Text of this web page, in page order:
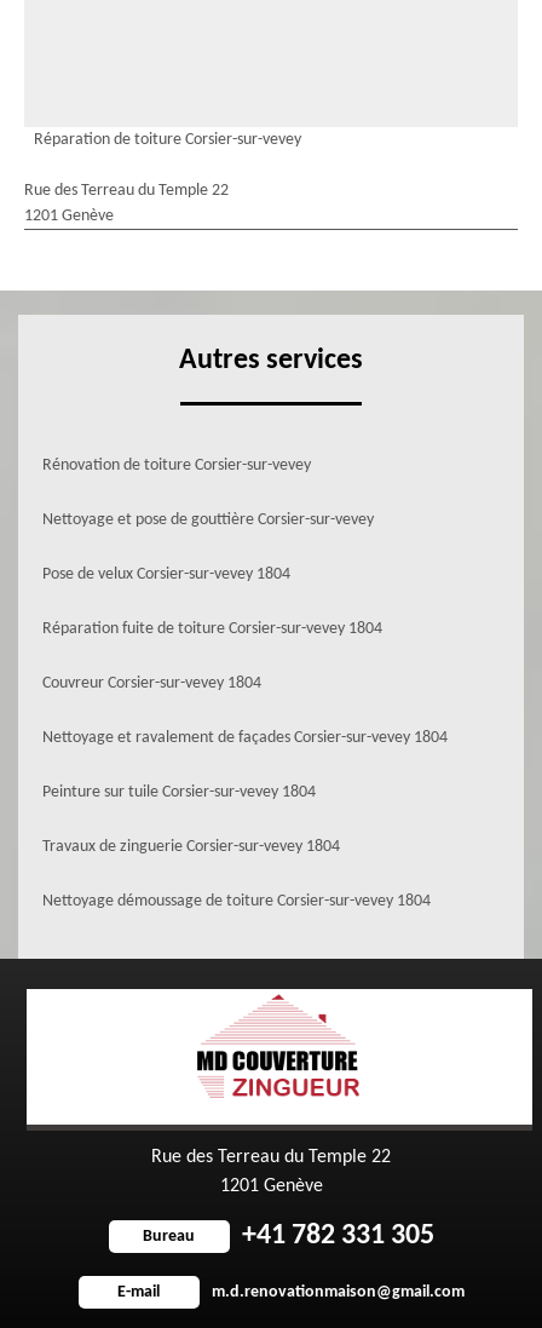
Réparation de toiture Corsier-sur-vevey
Rue des Terreau du Temple 22
1201 Genève
Autres services
Rénovation de toiture Corsier-sur-vevey
Nettoyage et pose de gouttière Corsier-sur-vevey
Pose de velux Corsier-sur-vevey 1804
Réparation fuite de toiture Corsier-sur-vevey 1804
Couvreur Corsier-sur-vevey 1804
Nettoyage et ravalement de façades Corsier-sur-vevey 1804
Peinture sur tuile Corsier-sur-vevey 1804
Travaux de zinguerie Corsier-sur-vevey 1804
Nettoyage démoussage de toiture Corsier-sur-vevey 1804
Rue des Terreau du Temple 22
1201 Genève
Bureau +41 782 331 305
E-mail m.d.renovationmaison@gmail.com